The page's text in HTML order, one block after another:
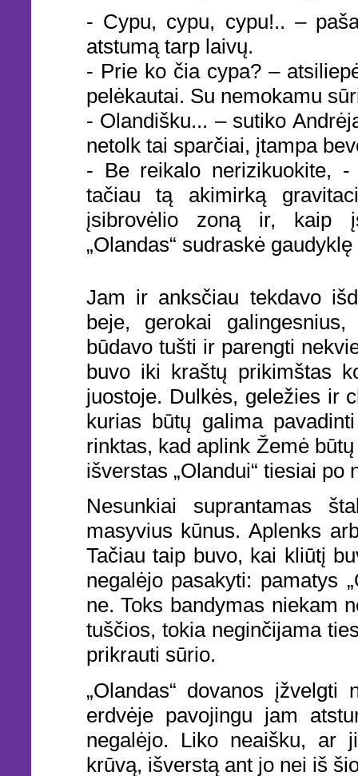
- Cypu, cypu, cypu!.. –
atstumą tarp laivų.
- Prie ko čia cypa? –
pelėkautai. Su nemokamu
- Olandišku... – sutiko
netolk tai sparčiai, įtampa
- Be reikalo nerizikuokite,
tačiau tą akimirką
įsibrovėlio zoną ir, kaip
„Olandas“ sudraskė
Jam ir anksčiau tekdavo
beje, gerokai
būdavo tušti ir parengti
buvo iki kraštų prikimštas
juostoje. Dulkės, geležies ir
kurias būtų galima
rinktas, kad aplink Žemė
išverstas „Olandui“ tiesiai po
Nesunkiai suprantamas
masyvius kūnus. Aplenks
Tačiau taip buvo, kai kliūtį
negalėjo pasakyti: pamatys
ne. Toks bandymas niekam
tuščios, tokia neginčijama
prikrauti sūrio.
„Olandas“ dovanos
erdvėje pavojingu jam
negalėjo. Liko neaišku, ar
krūvą, išverstą ant jo nei iš